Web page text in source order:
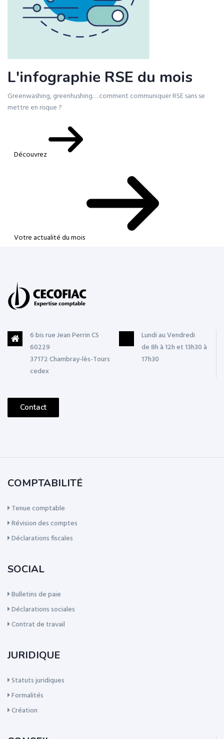
L'infographie RSE du mois
Greenwashing, greenhushing… comment communiquer RSE sans se
mettre en risque ?
Découvrez
Votre actualité du mois
6 bis rue Jean Perrin CS
60229
37172 Chambray-lès-Tours
cedex
Lundi au Vendredi
de 8h à 12h et 13h30 à
17h30
Contact
COMPTABILITÉ
Tenue comptable
Révision des comptes
Déclarations fiscales
SOCIAL
Bulletins de paie
Déclarations sociales
Contrat de travail
JURIDIQUE
Statuts juridiques
Formalités
Création